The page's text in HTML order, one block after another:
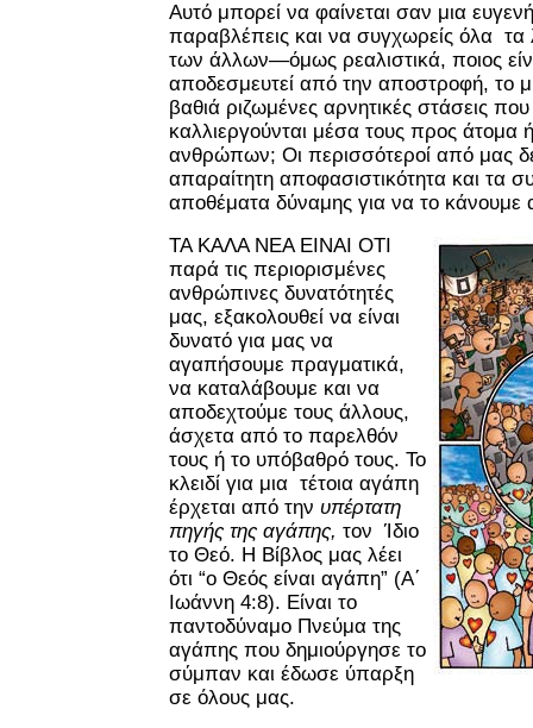
Αυτό μπορεί να φαίνεται σαν μια
παραβλέπεις και να συγχωρείς όλα τα
των άλλων—όμως ρεαλιστικά, ποιος
αποδεσμευτεί από την αποστροφή, το
βαθιά ριζωμένες αρνητικές στάσεις
καλλιεργούνται μέσα τους προς άτομα
ανθρώπων; Οι περισσότεροί από μας
απαραίτητη αποφασιστικότητα και τα
αποθέματα δύναμης για να το κάνουμε
ΤΑ ΚΑΛΑ ΝΕΑ ΕΙΝΑΙ ΟΤΙ
παρά τις περιορισμένες
ανθρώπινες δυνατότητές
μας, εξακολουθεί να είναι
δυνατό για μας να
αγαπήσουμε πραγματικά,
να καταλάβουμε και να
αποδεχτούμε τους άλλους,
άσχετα από το παρελθόν
τους ή το υπόβαθρό τους. Το
κλειδί για μια τέτοια αγάπη
έρχεται από την υπέρτατη
πηγής της αγάπης, τον Ίδιο
το Θεό. Η Βίβλος μας λέει
ότι “ο Θεός είναι αγάπη” (Α΄
Ιωάννη 4:8). Είναι το
παντοδύναμο Πνεύμα της
αγάπης που δημιούργησε το
σύμπαν και έδωσε ύπαρξη
σε όλους μας.